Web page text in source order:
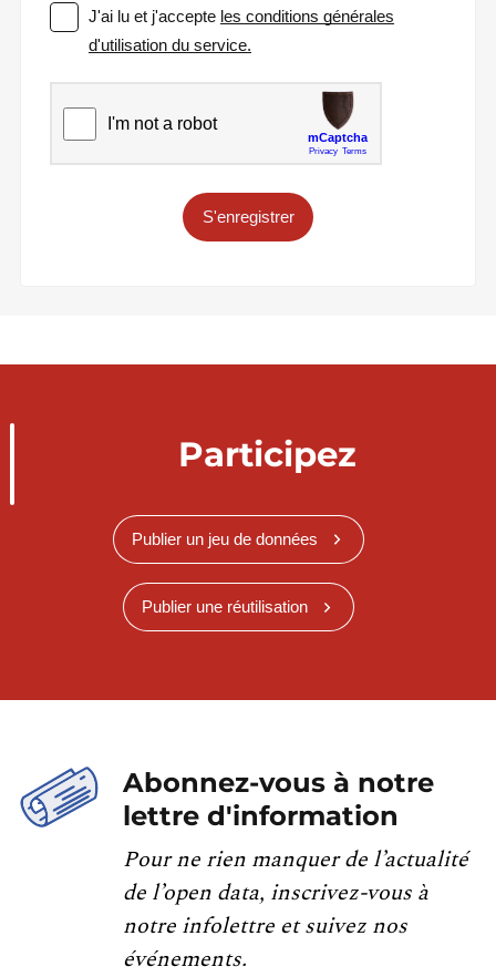
J'ai lu et j'accepte les conditions générales
d'utilisation du service.
S'enregistrer
Participez
Publier un jeu de données
Publier une réutilisation
Abonnez-vous à notre
lettre d'information
Pour ne rien manquer de l’actualité
de l’open data, inscrivez-vous à
notre infolettre et suivez nos
événements.